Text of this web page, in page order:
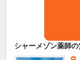
シャーメゾン薬師